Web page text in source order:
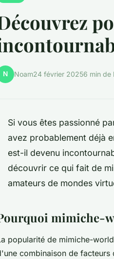
N Noam24 février 20256 min de
Si vous êtes passionné
avez probablement déjà
est-il devenu
découvrir ce qui fait de
amateurs de mondes
mimiche-
popularité de mimiche-
combinaison de facteurs